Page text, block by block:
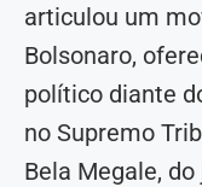
articulou um
Bolsonaro,
político diante
no Supremo
Bela Megale,